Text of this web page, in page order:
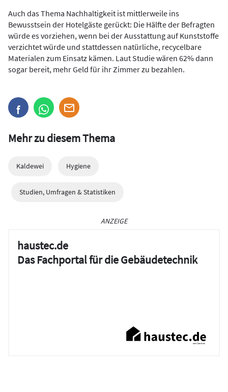
Auch das Thema Nachhaltigkeit ist mittlerweile ins
Bewusstsein der Hotelgäste gerückt: Die Hälfte der Befragten
würde es vorziehen, wenn bei der Ausstattung auf Kunststoffe
verzichtet würde und stattdessen natürliche, recycelbare
Materialen zum Einsatz kämen. Laut Studie wären 62% dann
sogar bereit, mehr Geld für ihr Zimmer zu bezahlen.
Mehr zu diesem Thema
Kaldewei Hygiene
Studien, Umfragen & Statistiken
ANZEIGE
haustec.de
Das Fachportal für die Gebäudetechnik